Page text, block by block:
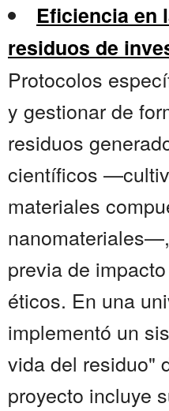
Eficiencia en
residuos de
Protocolos
y gestionar de
residuos
científicos
materiales
previa de
éticos. En una
implementó un
vida del residuo"
proyecto incluye